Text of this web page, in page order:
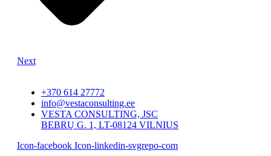
Next
+370 614 27772
info@vestaconsulting.ee
VESTA CONSULTING, JSC
BEBRŲ G. 1, LT-08124 VILNIUS
Icon-facebook Icon-linkedin-svgrepo-com